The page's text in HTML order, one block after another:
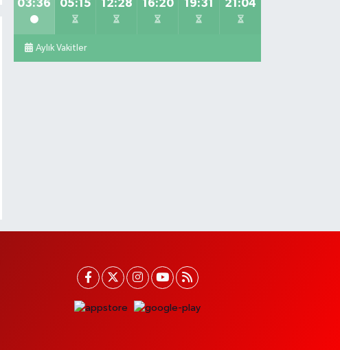
03:36 05:15 12:28 16:20 19:31 21:04
Aylık Vakitler